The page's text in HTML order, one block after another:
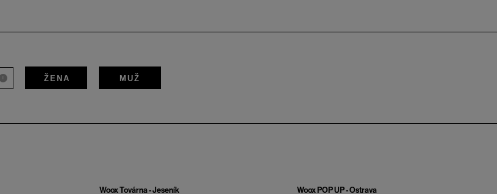
i ŽENA MUŽ
Woox Továrna - Jeseník Woox POP UP - Ostrava